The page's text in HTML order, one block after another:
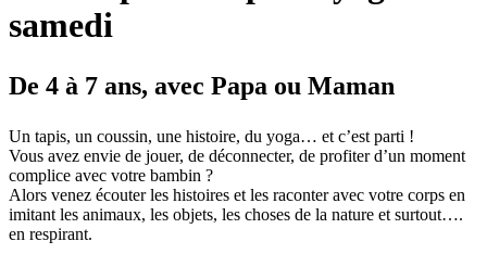
samedi
De 4 à 7 ans, avec Papa ou Maman
Un tapis, un coussin, une histoire, du yoga… et c’est parti !
Vous avez envie de jouer, de déconnecter, de profiter d’un moment
complice avec votre bambin ?
Alors venez écouter les histoires et les raconter avec votre corps en
imitant les animaux, les objets, les choses de la nature et surtout….
en respirant.